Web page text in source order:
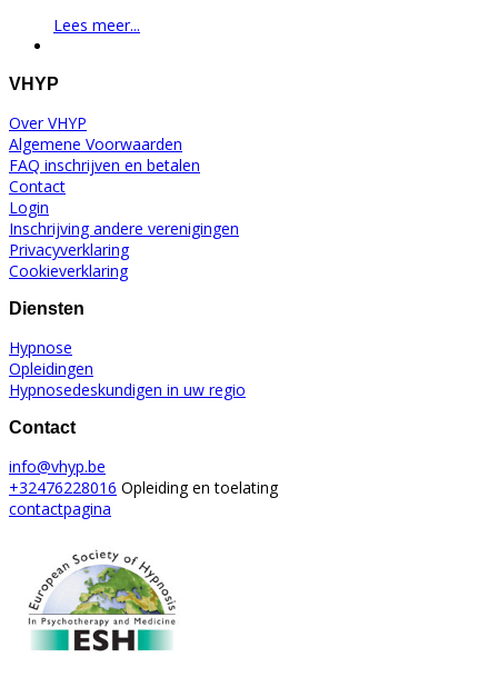
Lees meer...
VHYP
Over VHYP
Algemene Voorwaarden
FAQ inschrijven en betalen
Contact
Login
Inschrijving andere verenigingen
Privacyverklaring
Cookieverklaring
Diensten
Hypnose
Opleidingen
Hypnosedeskundigen in uw regio
Contact
info@vhyp.be
+32476228016 Opleiding en toelating
contactpagina